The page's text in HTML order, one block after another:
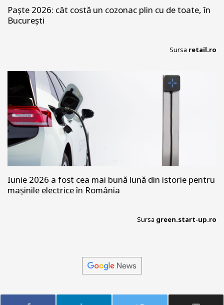
Paște 2026: cât costă un cozonac plin cu de toate, în
București
Sursa retail.ro
Iunie 2026 a fost cea mai bună lună din istorie pentru
mașinile electrice în România
Sursa green.start-up.ro